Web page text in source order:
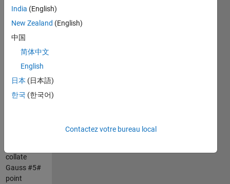
of homogen
technique
for
triangular
tetrahedral
volumes.
collate
Gauss #5#
point
India (English)
New Zealand (English)
中国
简体中文
English
日本 (日本語)
한국 (한국어)
Contactez votre bureau local